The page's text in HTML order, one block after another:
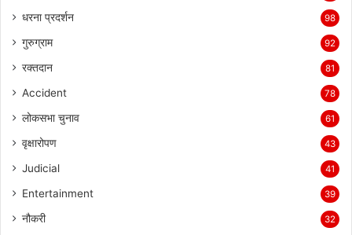
धरना प्रदर्शन 98
गुरुग्राम 92
रक्तदान 81
Accident 78
लोकसभा चुनाव 61
वृक्षारोपण 43
Judicial 41
Entertainment 39
नौकरी 32